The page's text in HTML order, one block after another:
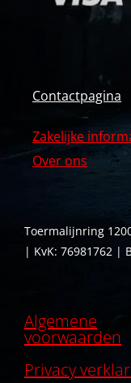
Contactpagina
Zakelijke
Over ons
Toermalijnring
| KvK: 76981762 |
Algemene
voorwaarden
Privacy